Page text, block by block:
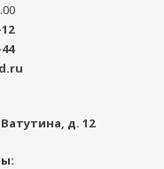
д. 12